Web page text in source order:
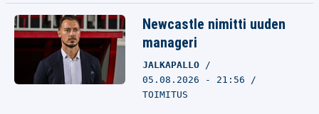
Newcastle nimitti uuden
manageri
JALKAPALLO
05.08.2026 - 21:56
TOIMITUS